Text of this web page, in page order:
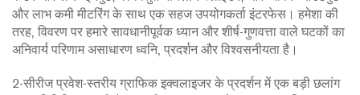
और लाभ कमी मीटरिंग के साथ एक सहज उपयोगकर्ता इंटरफेस। हमेशा की
तरह, विवरण पर हमारे सावधानीपूर्वक ध्यान और शीर्ष-गुणवत्ता वाले घटकों का
अनिवार्य परिणाम असाधारण ध्वनि, प्रदर्शन और विश्वसनीयता है।
2-सीरीज प्रवेश-स्तरीय ग्राफिक इक्वलाइजर के प्रदर्शन में एक बड़ी छलांग